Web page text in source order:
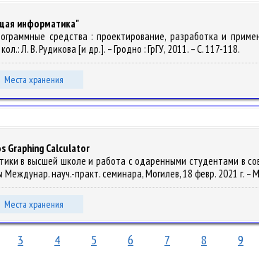
информатика"
средства : проектирование, разработка и
Л. В. Рудикова [и др.]. – Гродно : ГрГУ, 2011. – С. 117-118.
Места хранения
Graphing Calculator
в высшей школе и работа с одаренными студентами в
науч.-практ. семинара, Могилев, 18 февр. 2021 г. –
Места хранения
3 4 5 6 7 8 9